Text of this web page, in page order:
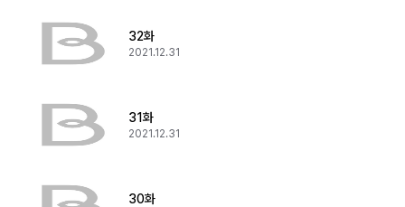
32화
2021.12.31
31화
2021.12.31
30화